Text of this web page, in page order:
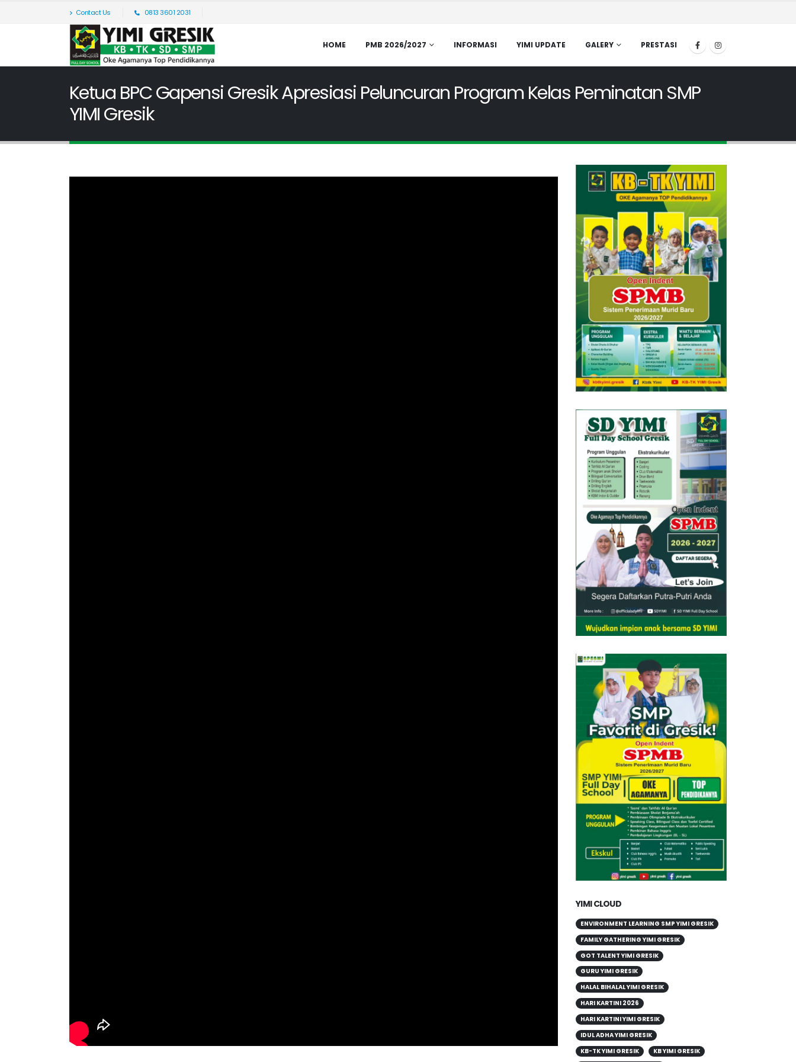
Contact Us 0813 3601 2031
HOME PMB 2026/2027 INFORMASI YIMI UPDATE GALERY PRESTASI
Ketua BPC Gapensi Gresik Apresiasi Peluncuran Program Kelas Peminatan SMP
YIMI Gresik
YIMI CLOUD
ENVIRONMENT LEARNING SMP YIMI GRESIK
FAMILY GATHERING YIMI GRESIK
GOT TALENT YIMI GRESIK
GURU YIMI GRESIK
HALAL BIHALAL YIMI GRESIK
HARI KARTINI 2026
HARI KARTINI YIMI GRESIK
IDUL ADHA YIMI GRESIK
KB-TK YIMI GRESIK
KB YIMI GRESIK